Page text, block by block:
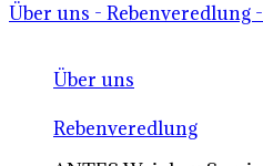
Über uns - Rebenveredlung
Über uns
Rebenveredlung